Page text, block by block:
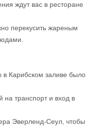
ждут вас в ресторане
перекусить жареным
в Карибском заливе было
на транспорт и вход в
Эверленд-Сеул, чтобы